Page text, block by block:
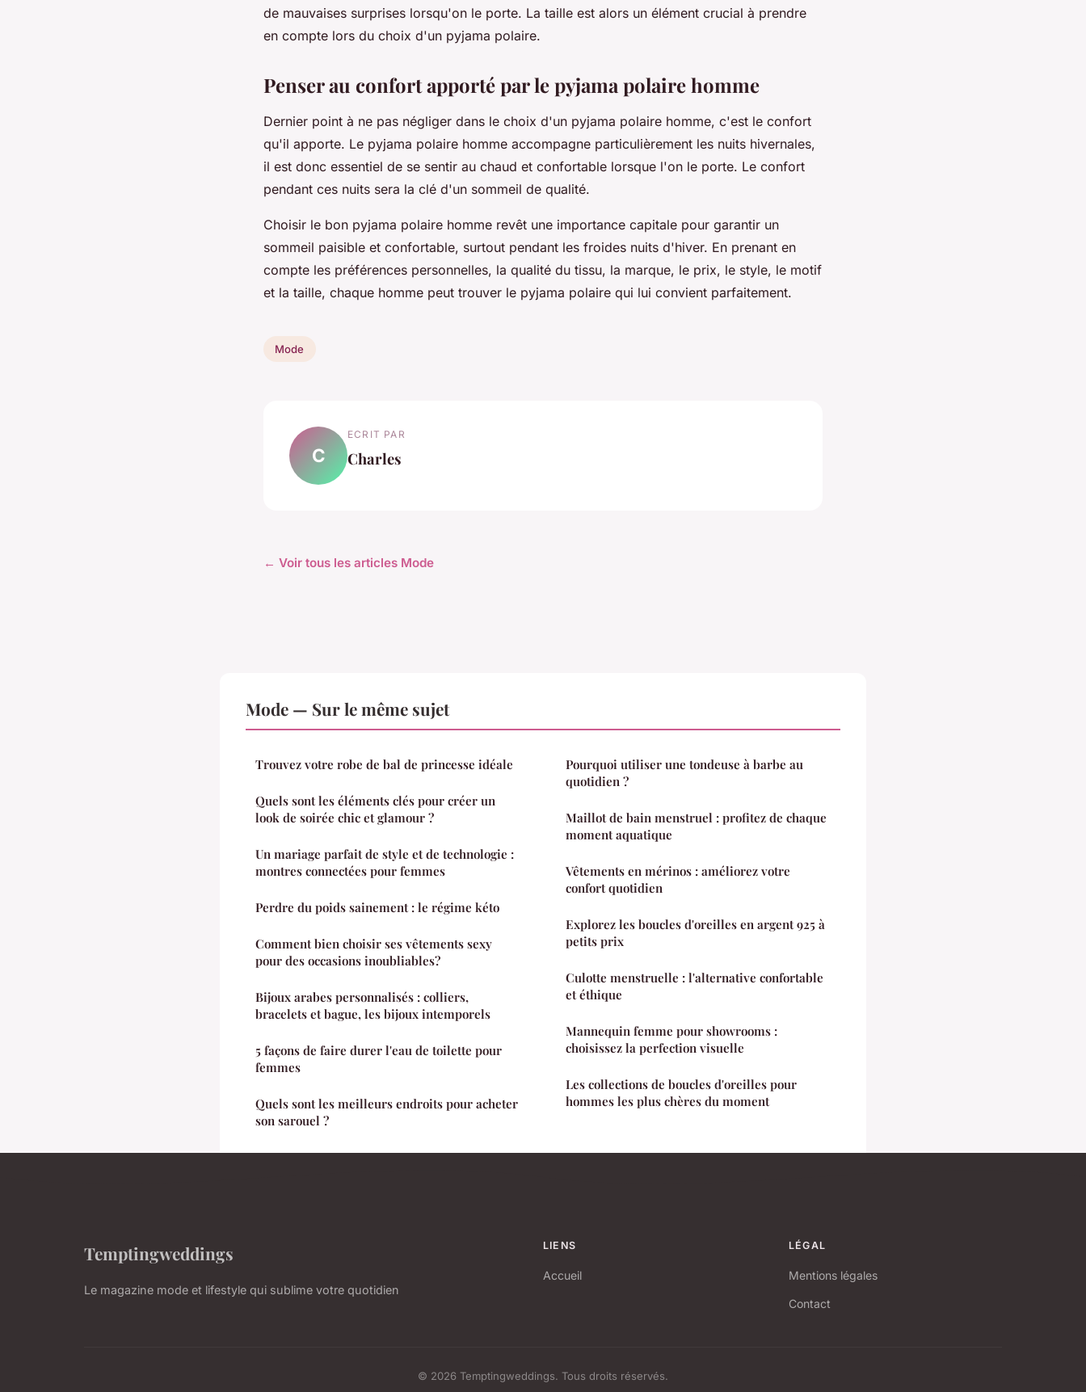
de mauvaises surprises lorsqu'on le porte. La taille est alors un élément crucial à prendre
en compte lors du choix d'un pyjama polaire.
Penser au confort apporté par le pyjama polaire homme
Dernier point à ne pas négliger dans le choix d'un pyjama polaire homme, c'est le confort
qu'il apporte. Le pyjama polaire homme accompagne particulièrement les nuits hivernales,
il est donc essentiel de se sentir au chaud et confortable lorsque l'on le porte. Le confort
pendant ces nuits sera la clé d'un sommeil de qualité.
Choisir le bon pyjama polaire homme revêt une importance capitale pour garantir un
sommeil paisible et confortable, surtout pendant les froides nuits d'hiver. En prenant en
compte les préférences personnelles, la qualité du tissu, la marque, le prix, le style, le motif
et la taille, chaque homme peut trouver le pyjama polaire qui lui convient parfaitement.
Mode
C
ECRIT PAR
Charles
← Voir tous les articles Mode
Mode — Sur le même sujet
Trouvez votre robe de bal de princesse idéale
Quels sont les éléments clés pour créer un
look de soirée chic et glamour ?
Un mariage parfait de style et de technologie :
montres connectées pour femmes
Perdre du poids sainement : le régime kéto
Comment bien choisir ses vêtements sexy
pour des occasions inoubliables?
Bijoux arabes personnalisés : colliers,
bracelets et bague, les bijoux intemporels
5 façons de faire durer l'eau de toilette pour
femmes
Quels sont les meilleurs endroits pour acheter
son sarouel ?
Pourquoi utiliser une tondeuse à barbe au
quotidien ?
Maillot de bain menstruel : profitez de chaque
moment aquatique
Vêtements en mérinos : améliorez votre
confort quotidien
Explorez les boucles d'oreilles en argent 925 à
petits prix
Culotte menstruelle : l'alternative confortable
et éthique
Mannequin femme pour showrooms :
choisissez la perfection visuelle
Les collections de boucles d'oreilles pour
hommes les plus chères du moment
Temptingweddings
Le magazine mode et lifestyle qui sublime votre quotidien
LIENS
Accueil
LÉGAL
Mentions légales
Contact
© 2026 Temptingweddings. Tous droits réservés.